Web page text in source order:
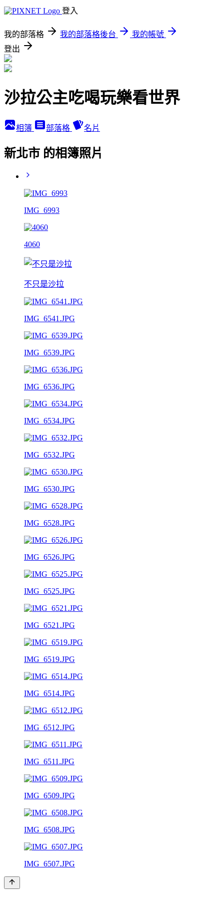
登入
我的部落格 我的部落格後台
我的帳號
登出
沙拉公主吃喝玩樂看世界
相簿 部落格 名片
新北市 的相簿照片
IMG_6993
4060
不只是沙拉
IMG_6541.JPG
IMG_6539.JPG
IMG_6536.JPG
IMG_6534.JPG
IMG_6532.JPG
IMG_6530.JPG
IMG_6528.JPG
IMG_6526.JPG
IMG_6525.JPG
IMG_6521.JPG
IMG_6519.JPG
IMG_6514.JPG
IMG_6512.JPG
IMG_6511.JPG
IMG_6509.JPG
IMG_6508.JPG
IMG_6507.JPG